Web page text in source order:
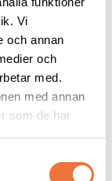
Vi
och annan
och
med.
med annan
som de har